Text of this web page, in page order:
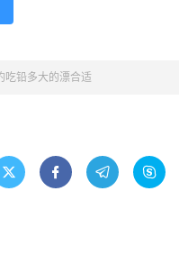
吃铅多大的漂合适
   